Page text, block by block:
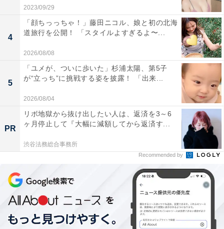
2023/09/29
4
「顔ちっっちゃ！」藤田ニコル、娘と初の北海
道旅行を公開！ 「スタイルよすぎるよ〜...
2026/08/08
5
「ユメが、ついに歩いた」杉浦太陽、第5子
が“立っち”に挑戦する姿を披露！ 「出来...
2026/08/04
PR
リボ地獄から抜け出したい人は、返済を3～6
ヶ月停止して『大幅に減額してから返済す...
渋谷法務総合事務所
Recommended by